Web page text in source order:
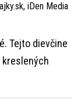
iDen Media
Tejto dievčine